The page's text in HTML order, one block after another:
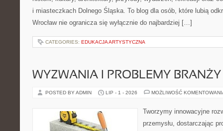
i miasteczkach Dolnego Śląska. To blog dla osób, które lubią
Wrocław nie ogranicza się wyłącznie do najbardziej […]
CATEGORIES: EDUKACJA ARTYSTYCZNA
WYZWANIA I PROBLEMY BRANŻY
POSTED BY ADMIN LIP - 1 - 2026 MOŻLIWOŚĆ
Tworzymy innowacyjne
przemysłu, dostarczając